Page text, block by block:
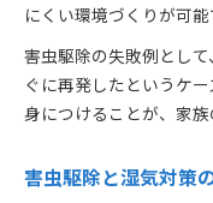
にくい環境づくりが可能
害虫駆除の失敗例とし
ぐに再発したというケ
身につけることが、家族
害虫駆除と湿気対策